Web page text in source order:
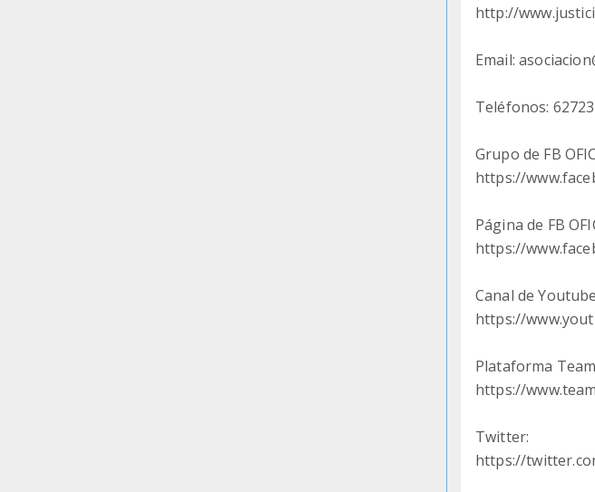
http://
Email:
Teléfonos:
Grupo de FB
https://
Página de FB
https://
Canal de
https://
Plataforma
https://
Twitter:
https://